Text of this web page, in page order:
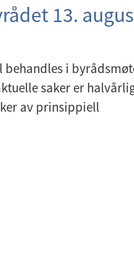
13.
behandles i
saker er
av prinsippiell